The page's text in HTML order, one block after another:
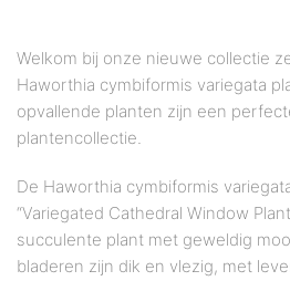
Welkom bij onze nieuwe collectie
Haworthia cymbiformis variegata
opvallende planten zijn een
plantencollectie.
De Haworthia cymbiformis
“Variegated Cathedral Window
succulente plant met geweldig
bladeren zijn dik en vlezig, met